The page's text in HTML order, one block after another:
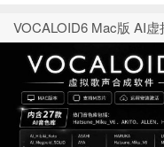
VOCALOID6 Mac版 AI